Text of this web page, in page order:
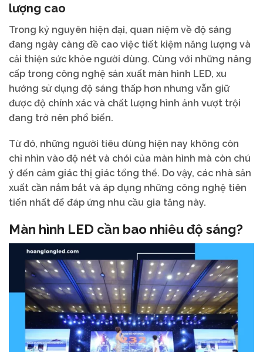
lượng cao
Trong kỷ nguyên hiện đại, quan niệm về độ sáng
đang ngày càng đề cao việc tiết kiệm năng lượng và
cải thiện sức khỏe người dùng. Cùng với những nâng
cấp trong công nghệ sản xuất màn hình LED, xu
hướng sử dụng độ sáng thấp hơn nhưng vẫn giữ
được độ chính xác và chất lượng hình ảnh vượt trội
đang trở nên phổ biến.
Từ đó, những người tiêu dùng hiện nay không còn
chỉ nhìn vào độ nét và chói của màn hình mà còn chú
ý đến cảm giác thị giác tổng thể. Do vậy, các nhà sản
xuất cần nắm bắt và áp dụng những công nghệ tiên
tiến nhất để đáp ứng nhu cầu gia tăng này.
Màn hình LED cần bao nhiêu độ sáng?